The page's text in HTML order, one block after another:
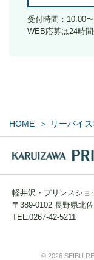
受付時間：10:00
WEB応募は24時
HOME リーバイ
軽井沢・プリンスショ
〒389-0102 長野県北
TEL:0267-42-5211
© 2026 SEIBU